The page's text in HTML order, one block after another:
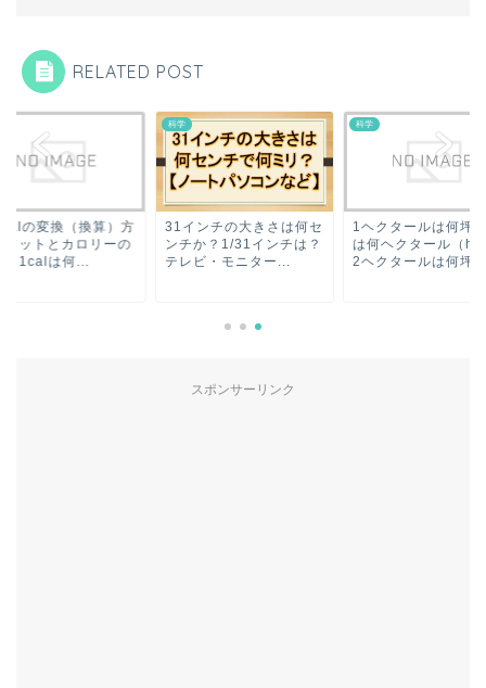
RELATED POST
の変換（換算）方
ワットとカロリーの
：1calは何...
科学
31インチの大きさは何セ
ンチか？1/31インチは？
テレビ・モニター...
科学
1ヘクタールは何坪
は何ヘクタール（ha
2ヘクタールは何坪...
スポンサーリンク